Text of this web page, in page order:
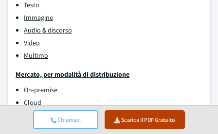
Chiamaci Scarica Il PDF Gratuito
Testo
Immagine
Audio & discorso
Video
Multimo
Mercato, per modalità di distribuzione
On-premise
Cloud
Mercato, Da Dati Tipo